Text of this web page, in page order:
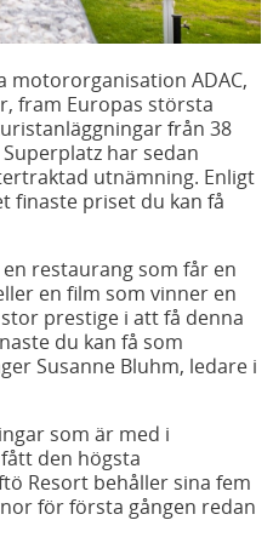
motororganisation ADAC,
fram Europas största
från 38
har sedan
utnämning. Enligt
finaste priset du kan få
restaurang som får en
en film som vinner en
prestige i att få denna
du kan få som
Susanne Bluhm, ledare i
som är med i
den högsta
Resort behåller sina fem
för första gången redan